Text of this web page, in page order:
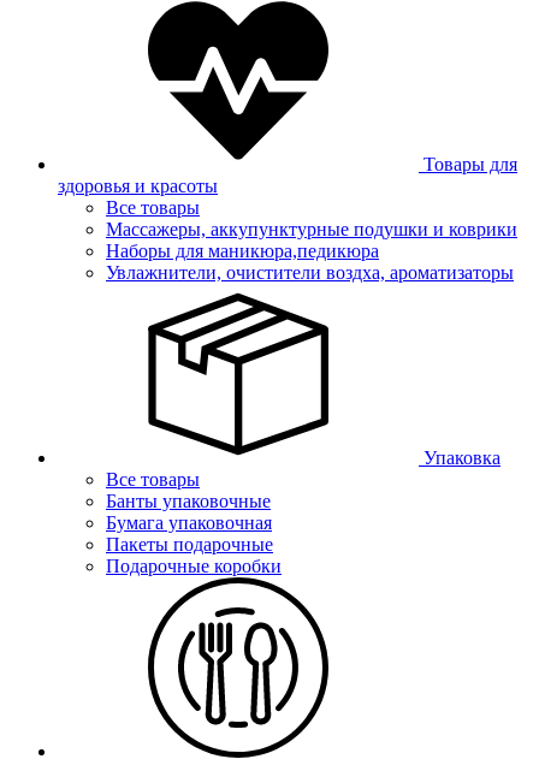
Товары для
здоровья и красоты
Все товары
Массажеры, аккупунктурные подушки и коврики
Наборы для маникюра,педикюра
Увлажнители, очистители воздха, ароматизаторы
Упаковка
Все товары
Банты упаковочные
Бумага упаковочная
Пакеты подарочные
Подарочные коробки